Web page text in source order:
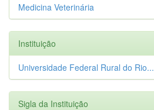
Medicina Veterinária
Instituição
Universidade Federal Rural do Rio...
Sigla da Instituição